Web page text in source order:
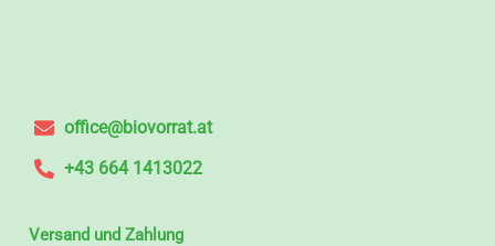
office@biovorrat.at
+43 664 1413022
Versand und Zahlung